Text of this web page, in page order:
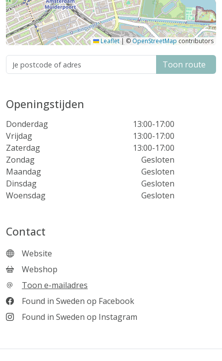
Leaflet| ©OpenStreetMap contributors
Toon route
Openingstijden
Donderdag
13:00-17:00
Vrijdag
13:00-17:00
Zaterdag
13:00-17:00
Zondag
Gesloten
Maandag
Gesloten
Dinsdag
Gesloten
Woensdag
Gesloten
Contact
Website
Webshop
Toon e-mailadres
Found in Sweden op Facebook
Found in Sweden op Instagram